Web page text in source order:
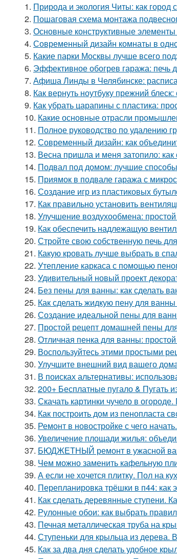
1. Природа и экология Читы: как
2. Пошаговая схема монтажа
3. Основные конструктивные
4. Современный дизайн комнаты в
5. Какие парки Москвы лучше всего
6. Эффективное обогрев гаража: печь
7. Афиша Линды в Челябинске:
8. Как вернуть ноутбуку прежний
9. Как убрать царапины с пластика:
10. Какие основные отрасли
11. Полное руководство по удалению
12. Современный дизайн: как
13. Весна пришла и меня затопило:
14. Подвал под домом: лучшие
15. Приямок в подвале гаража с
16. Создание игр из пластиковых
17. Как правильно установить
18. Улучшение воздухообмена:
19. Как обеспечить надлежащую
20. Стройте свою собственную печь
21. Какую кровать лучше выбрать в
22. Утепление каркаса с помощью
23. Удивительный новый проект
24. Без пены для ванны: как сделать
25. Как сделать жидкую пену для
26. Создание идеальной пены для
27. Простой рецепт домашней пены
28. Отличная пенка для ванны:
29. Воспользуйтесь этими простыми
30. Улучшите внешний вид вашего
31. В поисках альтернативы:
32. 200+ Бесплатные пугало & Пугать
33. Скачать картинки чучело в
34. Как построить дом из пенопласта
35. Ремонт в новостройке с чего
36. Увеличение площади жилья:
37. БЮДЖЕТНЫЙ ремонт в ужасной
38. Чем можно заменить кафельную
39. А если не хочется плитку. Пол на
40. Перепланировка трёшки в п44: как
41. Как сделать деревянные ступени.
42. Рулонные обои: как выбрать
43. Печная металлическая труба на
44. Ступеньки для крыльца из дерева.
45. Как за два дня сделать удобное